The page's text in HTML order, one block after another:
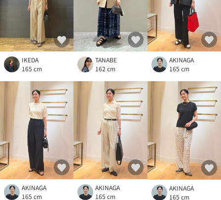
IKEDA
165 cm
TANABE
162 cm
AKINAGA
165 cm
AKINAGA
165 cm
AKINAGA
165 cm
AKINAGA
165 cm